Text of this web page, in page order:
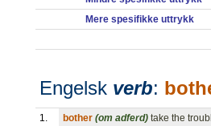
Mere spesifikke uttrykk
Engelsk verb:
1. bother (om adferd) take the